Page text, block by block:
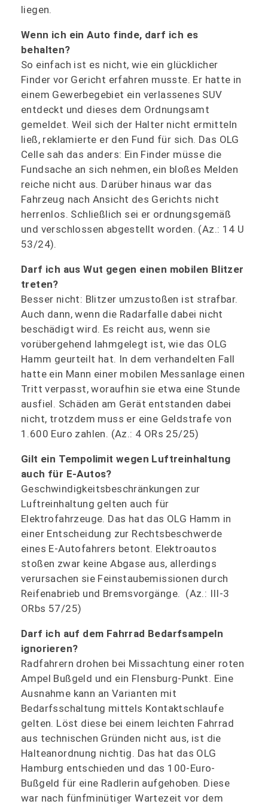
liegen.
Wenn ich ein Auto finde, darf ich es
behalten?
So einfach ist es nicht, wie ein glücklicher
Finder vor Gericht erfahren musste. Er hatte in
einem Gewerbegebiet ein verlassenes SUV
entdeckt und dieses dem Ordnungsamt
gemeldet. Weil sich der Halter nicht ermitteln
ließ, reklamierte er den Fund für sich. Das OLG
Celle sah das anders: Ein Finder müsse die
Fundsache an sich nehmen, ein bloßes Melden
reiche nicht aus. Darüber hinaus war das
Fahrzeug nach Ansicht des Gerichts nicht
herrenlos. Schließlich sei er ordnungsgemäß
und verschlossen abgestellt worden. (Az.: 14 U
53/24).
Darf ich aus Wut gegen einen mobilen Blitzer
treten?
Besser nicht: Blitzer umzustoßen ist strafbar.
Auch dann, wenn die Radarfalle dabei nicht
beschädigt wird. Es reicht aus, wenn sie
vorübergehend lahmgelegt ist, wie das OLG
Hamm geurteilt hat. In dem verhandelten Fall
hatte ein Mann einer mobilen Messanlage einen
Tritt verpasst, woraufhin sie etwa eine Stunde
ausfiel. Schäden am Gerät entstanden dabei
nicht, trotzdem muss er eine Geldstrafe von
1.600 Euro zahlen. (Az.: 4 ORs 25/25)
Gilt ein Tempolimit wegen Luftreinhaltung
auch für E-Autos?
Geschwindigkeitsbeschränkungen zur
Luftreinhaltung gelten auch für
Elektrofahrzeuge. Das hat das OLG Hamm in
einer Entscheidung zur Rechtsbeschwerde
eines E-Autofahrers betont. Elektroautos
stoßen zwar keine Abgase aus, allerdings
verursachen sie Feinstaubemissionen durch
Reifenabrieb und Bremsvorgänge. (Az.: III-3
ORbs 57/25)
Darf ich auf dem Fahrrad Bedarfsampeln
ignorieren?
Radfahrern drohen bei Missachtung einer roten
Ampel Bußgeld und ein Flensburg-Punkt. Eine
Ausnahme kann an Varianten mit
Bedarfsschaltung mittels Kontaktschlaufe
gelten. Löst diese bei einem leichten Fahrrad
aus technischen Gründen nicht aus, ist die
Halteanordnung nichtig. Das hat das OLG
Hamburg entschieden und das 100-Euro-
Bußgeld für eine Radlerin aufgehoben. Diese
war nach fünfminütiger Wartezeit vor dem